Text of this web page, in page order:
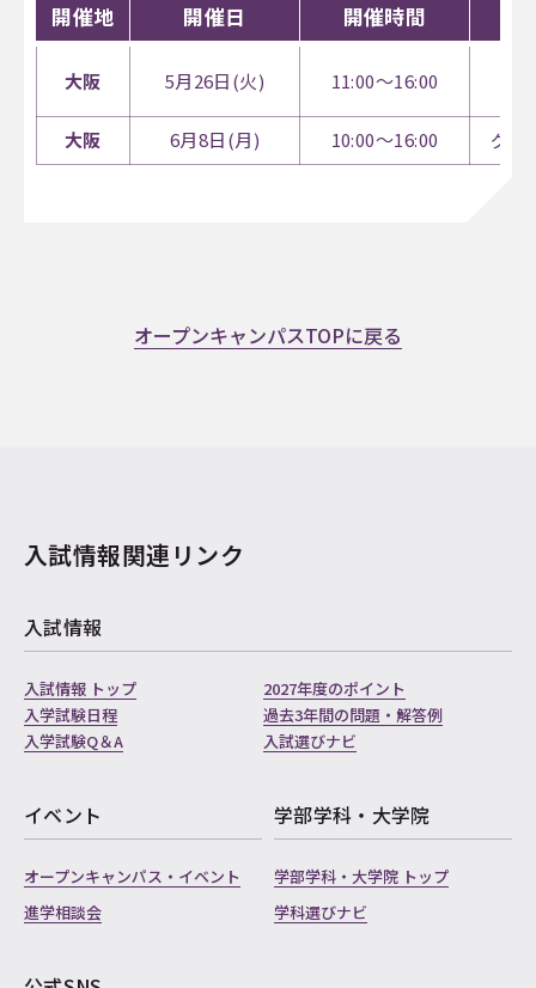
開催地 開催日 開催時間
大阪 5月26日(火) 11:00～16:00
大阪 6月8日(月) 10:00～16:00 グラ
オープンキャンパスTOPに戻る
入試情報関連リンク
入試情報
入試情報 トップ
2027年度のポイント
入学試験日程
過去3年間の問題・解答例
入学試験Q＆A
入試選びナビ
イベント
オープンキャンパス・イベント
進学相談会
学部学科・大学院
学部学科・大学院 トップ
学科選びナビ